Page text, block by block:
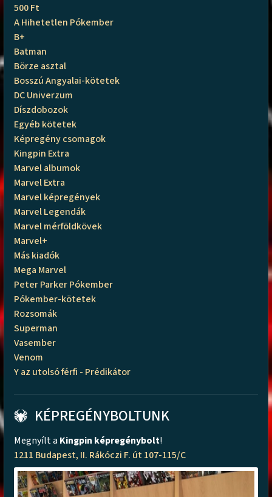
500 Ft
A Hihetetlen Pókember
B+
Batman
Börze asztal
Bosszú Angyalai-kötetek
DC Univerzum
Díszdobozok
Egyéb kötetek
Képregény csomagok
Kingpin Extra
Marvel albumok
Marvel Extra
Marvel képregények
Marvel Legendák
Marvel mérföldkövek
Marvel+
Más kiadók
Mega Marvel
Peter Parker Pókember
Pókember-kötetek
Rozsomák
Superman
Vasember
Venom
Y az utolsó férfi - Prédikátor
KÉPREGÉNYBOLTUNK
Megnyílt a Kingpin képregénybolt!
1211 Budapest, II. Rákóczi F. út 107-115/C